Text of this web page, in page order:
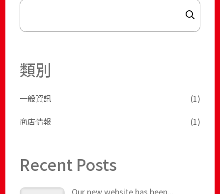
Search
類別
一般資訊
(1)
商店情報
(1)
Recent Posts